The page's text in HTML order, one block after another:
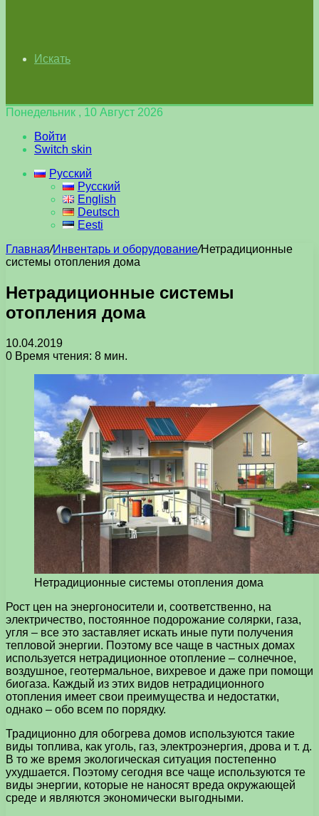
Искать
Понедельник , 10 Август 2026
Войти
Switch skin
Русский
Русский
English
Deutsch
Eesti
Главная/Инвентарь и оборудование/Нетрадиционные
системы отопления дома
Нетрадиционные системы
отопления дома
10.04.2019
0 Время чтения: 8 мин.
Нетрадиционные системы отопления дома
Рост цен на энергоносители и, соответственно, на
электричество, постоянное подорожание солярки, газа,
угля – все это заставляет искать иные пути получения
тепловой энергии. Поэтому все чаще в частных домах
используется нетрадиционное отопление – солнечное,
воздушное, геотермальное, вихревое и даже при помощи
биогаза. Каждый из этих видов нетрадиционного
отопления имеет свои преимущества и недостатки,
однако – обо всем по порядку.
Традиционно для обогрева домов используются такие
виды топлива, как уголь, газ, электроэнергия, дрова и т. д.
В то же время экологическая ситуация постепенно
ухудшается. Поэтому сегодня все чаще используются те
виды энергии, которые не наносят вреда окружающей
среде и являются экономически выгодными.